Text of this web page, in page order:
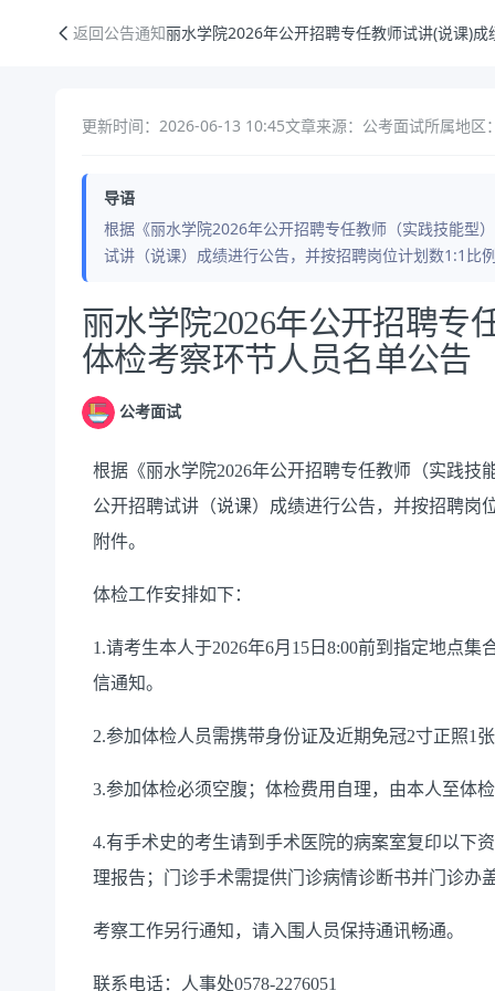
返回公告通知丽水学院2026年公开招聘专任教师试讲(说课)
更新时间：2026-06-13 10:45文章来源：公考面试所属地区
导语
根据《丽水学院2026年公开招聘专任教师（实践技能型
试讲（说课）成绩进行公告，并按招聘岗位计划数1:1比
公告正文
丽水学院2026年公开招聘专
体检考察环节人员名单公告
公考面试
根据《丽水学院2026年公开招聘专任教师（实践技
公开招聘试讲（说课）成绩进行公告，并按招聘岗
附件。
体检工作安排如下：
1.请考生本人于2026年6月15日8:00前到指定地点
信通知。
2.参加体检人员需携带身份证及近期免冠2寸正照1
3.参加体检必须空腹；体检费用自理，由本人至体
4.有手术史的考生请到手术医院的病案室复印以下
理报告；门诊手术需提供门诊病情诊断书并门诊办
考察工作另行通知，请入围人员保持通讯畅通。
联系电话：人事处0578-2276051